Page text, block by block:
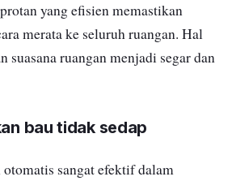
yang efisien memastikan
merata ke seluruh ruangan. Hal
suasana ruangan menjadi segar dan
bau tidak sedap
sangat efektif dalam